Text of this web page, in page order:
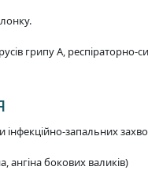
грипу А,
інфекційно-запальних
ангіна бокових валиків)